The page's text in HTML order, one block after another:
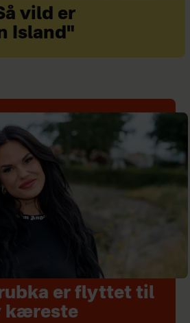
vild er
Island"
er flyttet til
kæreste